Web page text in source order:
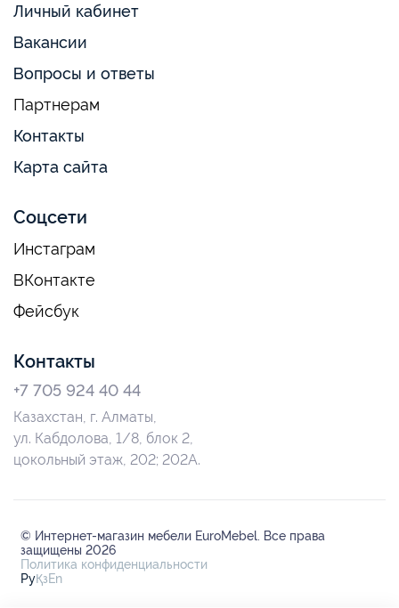
Личный кабинет
Вакансии
Вопросы и ответы
Партнерам
Контакты
Карта сайта
Соцсети
Инстаграм
ВКонтакте
Фейсбук
Контакты
+7 705 924 40 44
Казахстан, г. Алматы,
ул. Кабдолова, 1/8, блок 2,
цокольный этаж, 202; 202А.
© Интернет-магазин мебели EuroMebel. Все права
защищены 2026
Политика конфиденциальности
РуҚзEn